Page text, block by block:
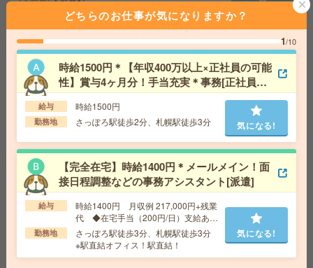
札幌駅/さっぽろ駅/大通り駅より徒歩5分、西1
1丁目、すすきの駅より徒歩10分
気になる!
車通勤OK！平日休み！日勤のお仕事！フォークリフト作
業[派遣]
給 与 時給1500円
交通費 交通費支給有り
気になる!
【未経験OK！電話なし】4ケタの数字データ入力#1日3h
～OK#週2～[派遣]
時給1700円～時給1800円 ◆昇給あり ◆日
払い(速払い：給料日前に70％まで受取可能/規定有)＋
交通費 交通費全額支給 気になる!
どちらのお仕事が気になりますか？
1/10
時給1500円＊【年収400万以上×正社員の可能
性】賞与4ヶ月分！手当充実＊事務[正社員へ
の紹介予定派遣]
給与 時給1500円
勤務地 さっぽろ駅徒歩2分、札幌駅徒歩3分 気になる!
【完全在宅】時給1400円＊メールメイン！面
接日程調整などの事務アシスタント[派遣]
給与
時給1400円 月収例 217,000円+残業
代 ◆在宅手当（200円/日）支給あり
♪
勤務地
さっぽろ駅徒歩3分、札幌駅徒歩3分
※駅直結オフィス！駅直結！
気になる!